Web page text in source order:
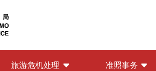
旅游危机处理 准照事务